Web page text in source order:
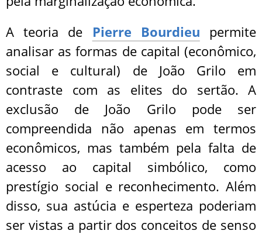
A teoria de Pierre Bourdieu permite
analisar as formas de capital (econômico,
social e cultural) de João Grilo em
contraste com as elites do sertão. A
exclusão de João Grilo pode ser
compreendida não apenas em termos
econômicos, mas também pela falta de
acesso ao capital simbólico, como
prestígio social e reconhecimento. Além
disso, sua astúcia e esperteza poderiam
ser vistas a partir dos conceitos de senso